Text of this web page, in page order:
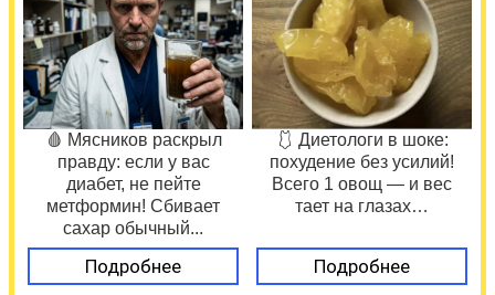
🩸 Мясников раскрыл
правду: если у вас
диабет, не пейте
метформин! Сбивает
сахар обычный...
Подробнее
🩱 Диетологи в шоке:
похудение без усилий!
Всего 1 овощ — и вес
тает на глазах…
Подробнее